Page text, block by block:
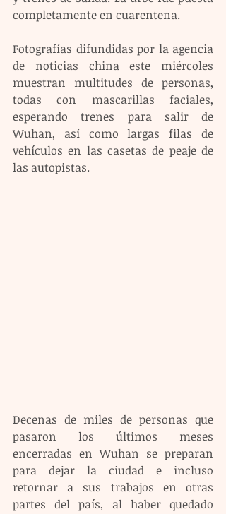
completamente en cuarentena.
Fotografías difundidas por la agencia
de noticias china este miércoles
muestran multitudes de personas,
todas con mascarillas faciales,
esperando trenes para salir de
Wuhan, así como largas filas de
vehículos en las casetas de peaje de
las autopistas.
Decenas de miles de personas que
pasaron los últimos meses
encerradas en Wuhan se preparan
para dejar la ciudad e incluso
retornar a sus trabajos en otras
partes del país, al haber quedado